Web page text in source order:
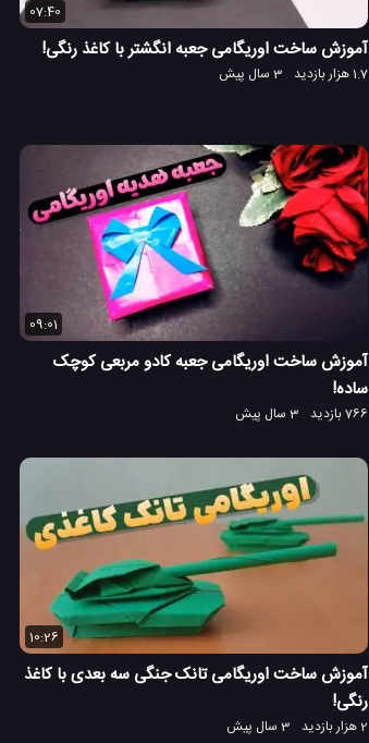
07:40
آموزش ساخت اوریگامی جعبه انگشتر با کاغذ رنگی!
1.7 هزار بازدید 3 سال پیش
09:01
آموزش ساخت اوریگامی جعبه کادو مربعی کوچک
ساده!
766 بازدید 3 سال پیش
10:26
آموزش ساخت اوریگامی تانک جنگی سه بعدی با کاغذ
رنگی!
2 هزار بازدید 3 سال پیش